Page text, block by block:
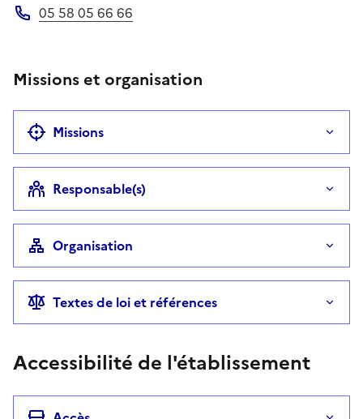
05 58 05 66 66
Missions et organisation
Missions
Responsable(s)
Organisation
Textes de loi et références
Accessibilité de l'établissement